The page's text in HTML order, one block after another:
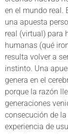
en el mundo real.
una apuesta
real (virtual) para
humanas (qué
resulta volver a
instinto. Una
genera en el
porque la razón
generaciones
consecución de
experiencia de